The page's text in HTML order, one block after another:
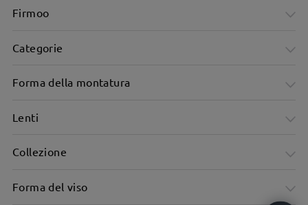
Firmoo
Categorie
Forma della montatura
Lenti
Collezione
Forma del viso